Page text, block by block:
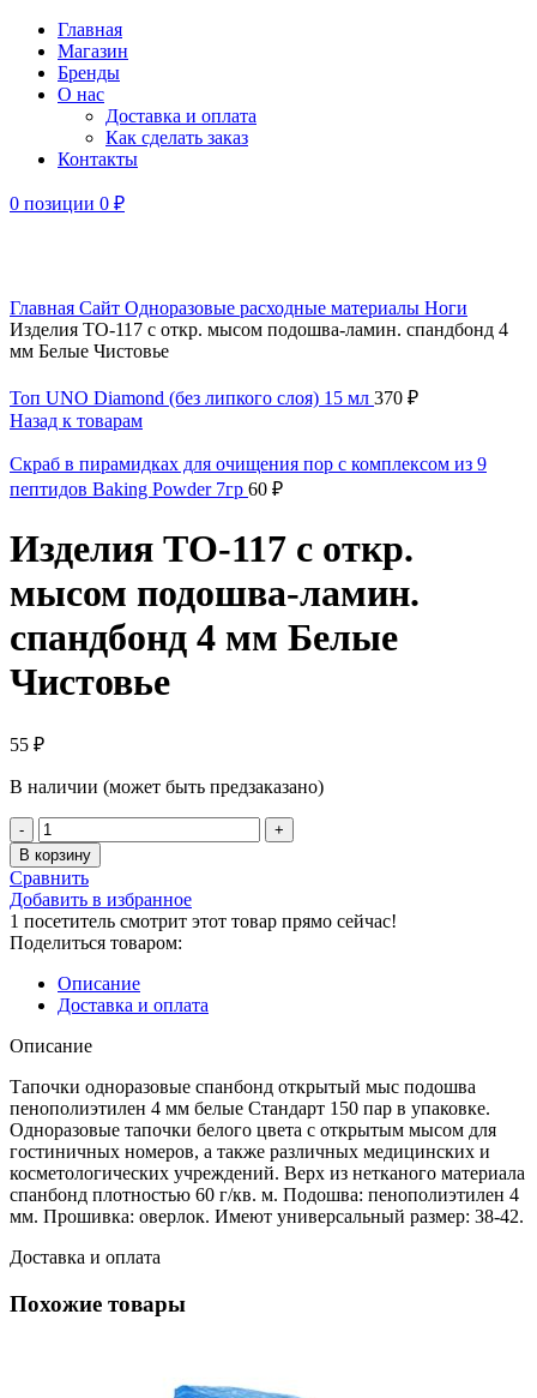
Главная
Магазин
Бренды
О нас
Доставка и оплата
Как сделать заказ
Контакты
0 позиции 0 ₽
Главная Сайт Одноразовые расходные материалы Ноги
Изделия ТО-117 с откр. мысом подошва-ламин. спандбонд 4
мм Белые Чистовье
Топ UNO Diamond (без липкого слоя) 15 мл 370 ₽
Назад к товарам
Скраб в пирамидках для очищения пор с комплексом из 9
пептидов Baking Powder 7гр 60 ₽
Изделия ТО-117 с откр.
мысом подошва-ламин.
спандбонд 4 мм Белые
Чистовье
55 ₽
В наличии (может быть предзаказано)
Количество
товара
Изделия
ТО-117
с
откр.
мысом
подошва-
ламин.
спандбонд
4
Белые
Чистовье
В корзину
Сравнить
Добавить в избранное
1 посетитель смотрит этот товар прямо сейчас!
Поделиться товаром:
Описание
Доставка и оплата
Описание
Тапочки одноразовые спанбонд открытый мыс подошва
пенополиэтилен 4 мм белые Стандарт 150 пар в упаковке.
Одноразовые тапочки белого цвета с открытым мысом для
гостиничных номеров, а также различных медицинских и
косметологических учреждений. Верх из нетканого материала
спанбонд плотностью 60 г/кв. м. Подошва: пенополиэтилен 4
мм. Прошивка: оверлок. Имеют универсальный размер: 38-42.
Доставка и оплата
Похожие товары